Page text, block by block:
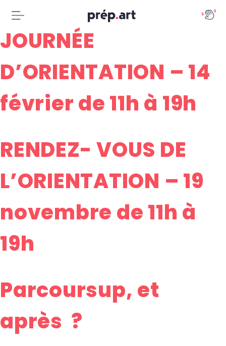
JOURNÉE
D’ORIENTATION – 14
février de 11h à 19h
RENDEZ- VOUS DE
L’ORIENTATION – 19
novembre de 11h à
19h
Parcoursup, et
après ?